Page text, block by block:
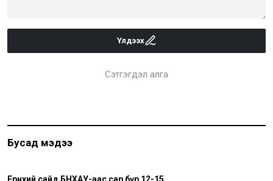
Үлдээх
Сэтгэгдэл алга
Бусад мэдээ
Ерөнхий сайд БНХАУ-аас сар бүр 12-15